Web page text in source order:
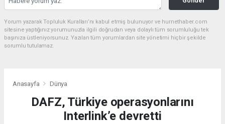
Yorum yazarak Topluluk Kuralları’nı kabul etmiş bulunuyor ve hurnethaber.com
sitesine yaptığınız yorumunuzla ilgili doğrudan veya dolaylı tüm sorumluluğu tek
başınıza üstleniyorsunuz. Yazılan tüm yorumlardan site yönetimi hiçbir şekilde
sorumlu tutulamaz.
Anasayfa Dünya
DAFZ, Türkiye operasyonlarını
Interlink’e devretti